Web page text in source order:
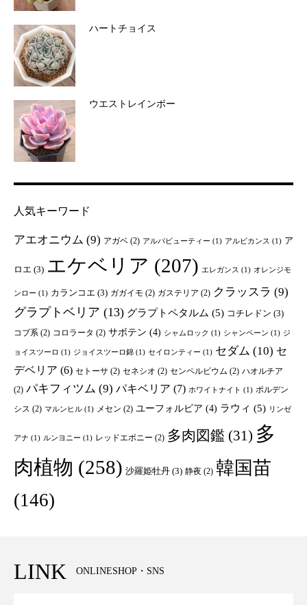
ハートチョイス
ウエストレインボー
人気キーワード
アエオニウム (9) アガベ (2) アルバビューティー (1) アルビカンス (1) ア
ロエ (3) エケベリア (207) エレガンス (1) オレンジモ
ンロー (1) カランコエ (3) ガガイモ (2) ガステリア (2) クラッスラ (9)
グラプトベリア (13) グラプトペタルム (5) コチレドン (3)
コブ系 (2) コロラータ (2) サボテン (4) シャムロック (1) シャンペーン (1) ジ
ョイスツーロ (1) ジョイスツーロ錦 (1) セイロンティー (1) セダム (10) セ
デベリア (6) セトーサ (2) セネシオ (2) センペルビウム (2) ハオルチア
(2) パキフィツム (9) パキベリア (7) ホワイトナイト (1) ポルデン
シス (2) マルンヒル (1) メセン (2) ユーフォルビア (4) ラウィ (5) リンゼ
アナ (1) ルンヨニー (1) レッドエボニー (2) 多肉図鑑 (31) 多
肉植物 (258) 沙羅姫牡丹 (3) 静夜 (2) 韓国苗
(146)
LINK ONLINESHOP・SNS